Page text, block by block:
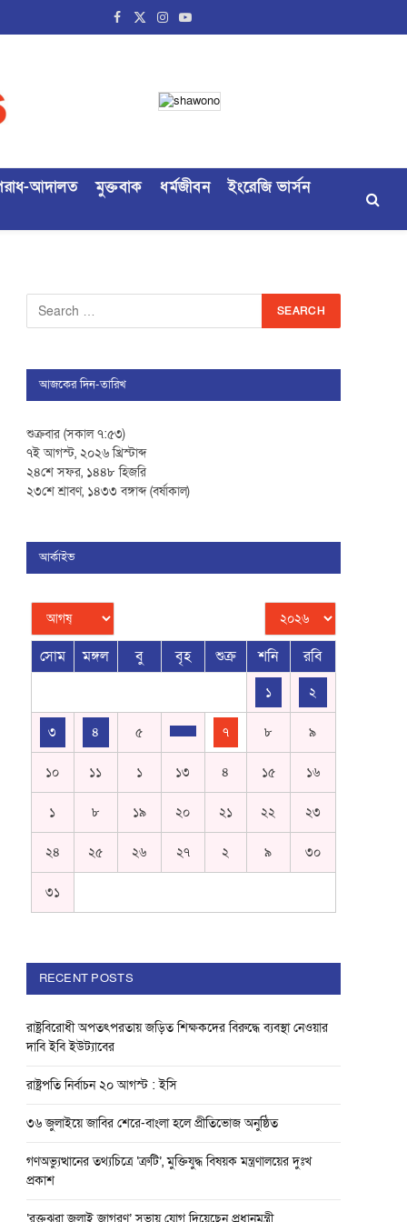
Facebook
X
Instagram
YouTube
আদালত মুক্তবাক ধর্মজীবন ইংরেজি ভার্সন
আজকের দিন-তারিখ
শুক্রবার (সকাল ৭:৫৩)
৭ই আগস্ট, ২০২৬ খ্রিস্টাব্দ
২৪শে সফর, ১৪৪৮ হিজরি
২৩শে শ্রাবণ, ১৪৩৩ বঙ্গাব্দ (বর্ষাকাল)
আর্কাইভ
সোম মঙ্গল বু বৃহ শুক্র শনি রবি
১ ২
৩ ৪ ৫ ৭ ৮ ৯
১০ ১১ ১ ১৩ ৪ ১৫ ১৬
১ ৮ ১৯ ২০ ২১ ২২ ২৩
২৪ ২৫ ২৬ ২৭ ২ ৯ ৩০
৩১
RECENT POSTS
রাষ্ট্রবিরোধী অপতৎপরতায় জড়িত শিক্ষকদের বিরুদ্ধে ব্যবস্থা নেওয়ার
দাবি ইবি ইউট্যাবের
রাষ্ট্রপতি নির্বাচন ২০ আগস্ট : ইসি
৩৬ জুলাইয়ে জাবির শেরে-বাংলা হলে প্রীতিভোজ অনুষ্ঠিত
গণঅভ্যুত্থানের তথ্যচিত্রে ‘ত্রুটি’, মুক্তিযুদ্ধ বিষয়ক মন্ত্রণালয়ের দুঃখ
প্রকাশ